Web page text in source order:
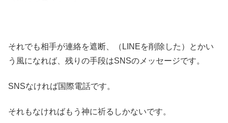
それでも相手が連絡を遮断、（LINEを削除した）とかい
う風になれば、残りの手段はSNSのメッセージです。
SNSなければ国際電話です。
それもなければもう神に祈るしかないです。